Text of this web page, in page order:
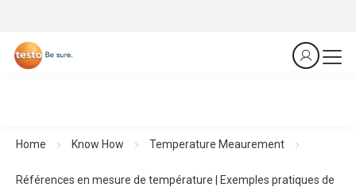
Home Know How Temperature Meaurement
Références en mesure de température | Exemples pratiques de